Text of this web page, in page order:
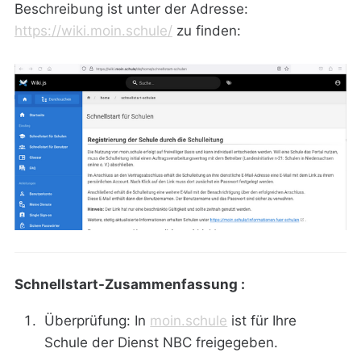
Beschreibung ist unter der Adresse:
https://wiki.moin.schule/zu finden:
Schnellstart-Zusammenfassung :
Überprüfung: In moin.schule ist für Ihre
Schule der Dienst NBC freigegeben.